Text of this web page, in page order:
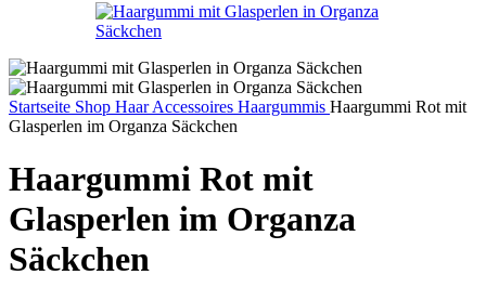
Startseite Shop Haar Accessoires Haargummis Haargummi Rot mit
Glasperlen im Organza Säckchen
Haargummi Rot mit
Glasperlen im Organza
Säckchen